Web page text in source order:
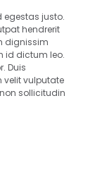
egestas justo.
hendrerit
dignissim
id dictum leo.
Duis
velit vulputate
sollicitudin